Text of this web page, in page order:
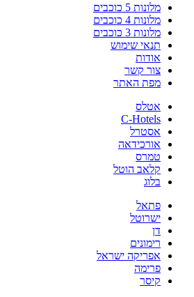
מלונות 5 כוכבים
מלונות 4 כוכבים
מלונות 3 כוכבים
תנאי שימוש
אודות
צור קשר
מפת האתר
אטלס
C-Hotels
אסטרל
אורכידאה
טמרס
קלאב הוטל
בלוג
פתאל
ישרוטל
דן
רימונים
אפריקה ישראל
פרימה
קיסר